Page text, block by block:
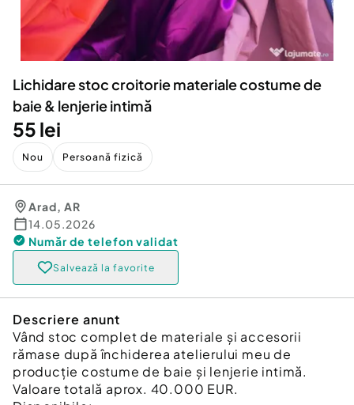
Servicii
Animale de companie
Afaceri și echipamente profesionale
Inchiriere Bunuri si Vehicule
Utilaje agricole si industriale
Piese auto si accesorii
Dacia Duster
Lichidare stoc croitorie materiale costume de
baie & lenjerie intimă
55 lei
Nou Persoană fizică
Arad, AR
14.05.2026
Număr de telefon validat
Salvează la favorite
Descriere anunt
Vând stoc complet de materiale și accesorii
rămase după închiderea atelierului meu de
producție costume de baie și lenjerie intimă.
Valoare totală aprox. 40.000 EUR.